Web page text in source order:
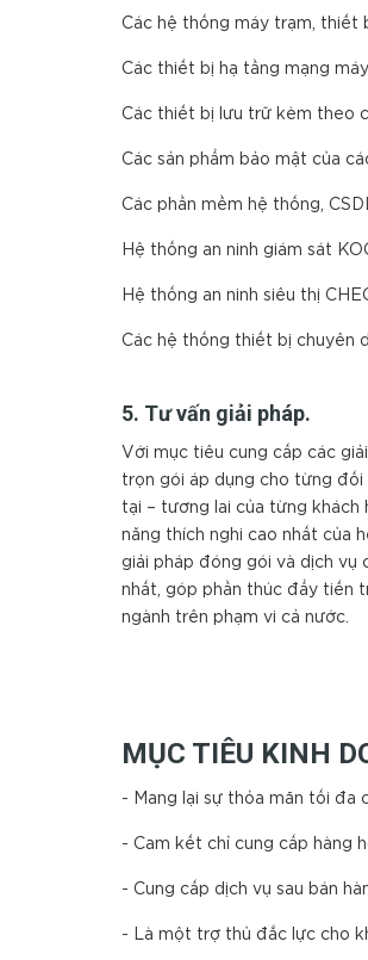
Các hệ thống máy trạm, thiết
Các thiết bị hạ tầng mạng
Các thiết bị lưu trữ kèm theo
Các sản phẩm bảo mật của
Các phần mềm hệ thống,
Hệ thống an ninh giám sát
Hệ thống an ninh siêu thị
Các hệ thống thiết bị chuyên
5. Tư vấn giải pháp.
Với mục tiêu cung cấp các
trọn gói áp dụng cho từng
tại – tương lai của từng khách
năng thích nghi cao nhất của
giải pháp đóng gói và dịch vụ
nhất, góp phần thúc đẩy tiến
ngành trên phạm vi cả nước.
MỤC TIÊU KINH
- Mang lại sự thỏa mãn tối đa
- Cam kết chỉ cung cấp hàng
- Cung cấp dịch vụ sau bán
- Là một trợ thủ đắc lực cho